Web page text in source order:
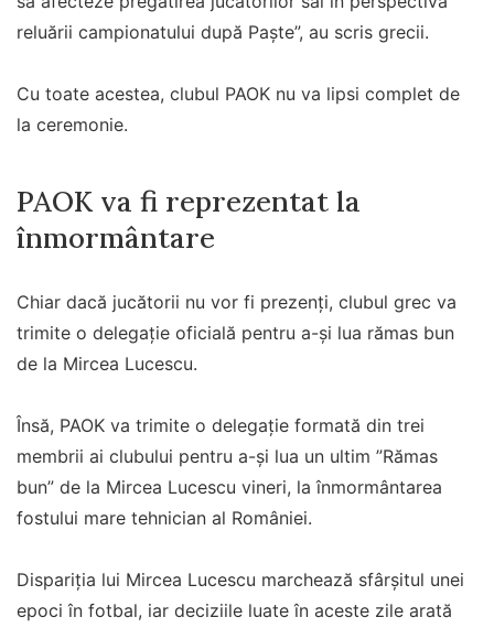
reluării campionatului după Paște”, au scris grecii.
Cu toate acestea, clubul PAOK nu va lipsi complet de
la ceremonie.
PAOK va fi reprezentat la
înmormântare
Chiar dacă jucătorii nu vor fi prezenți, clubul grec va
trimite o delegație oficială pentru a-și lua rămas bun
de la Mircea Lucescu.
Însă, PAOK va trimite o delegație formată din trei
membrii ai clubului pentru a-și lua un ultim ”Rămas
bun” de la Mircea Lucescu vineri, la înmormântarea
fostului mare tehnician al României.
Dispariția lui Mircea Lucescu marchează sfârșitul unei
epoci în fotbal, iar deciziile luate în aceste zile arată